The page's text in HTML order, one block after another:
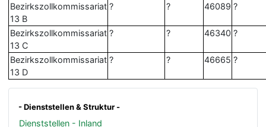
- Dienststellen & Struktur -
Dienststellen - Inland
Bezirkszollkommissariat
13 B
? ? 46089 ?
Bezirkszollkommissariat
13 C
? ? 46340 ?
Bezirkszollkommissariat
13 D
? ? 46665 ?